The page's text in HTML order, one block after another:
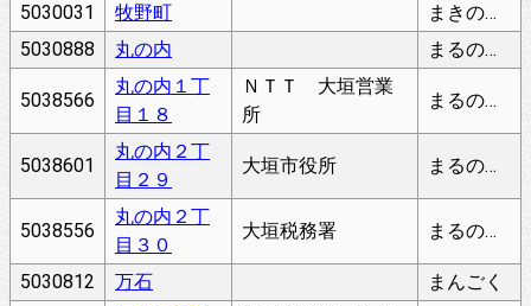
5030031
牧野町
まきのちょう
5030888
丸の内 まるのうち
5038566
丸の内１丁
目１８
ＮＴＴ 大垣営業
所
まるのうち
5038601
丸の内２丁
目２９
大垣市役所 まるのうち
5038556
丸の内２丁
目３０
大垣税務署 まるのうち
5030812 万石 まんごく